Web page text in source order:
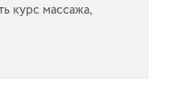
курс массажа,